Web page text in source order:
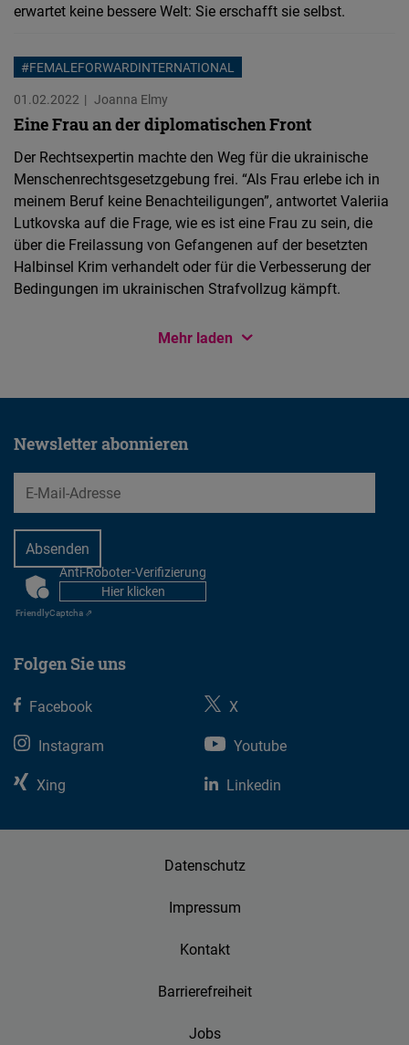
erwartet keine bessere Welt: Sie erschafft sie selbst.
#FEMALEFORWARDINTERNATIONAL
01.02.2022
Joanna Elmy
Eine Frau an der diplomatischen Front
Der Rechtsexpertin machte den Weg für die ukrainische
Menschenrechtsgesetzgebung frei. “Als Frau erlebe ich in
meinem Beruf keine Benachteiligungen”, antwortet Valeriia
Lutkovska auf die Frage, wie es ist eine Frau zu sein, die
über die Freilassung von Gefangenen auf der besetzten
Halbinsel Krim verhandelt oder für die Verbesserung der
Bedingungen im ukrainischen Strafvollzug kämpft.
Mehr laden
Newsletter abonnieren
EMail
CAPTCHAAnti-Roboter-Verifizierung
Hier klicken
FriendlyCaptcha ⇗
Folgen Sie uns
Facebook
X
Instagram
Youtube
Xing
Linkedin
Datenschutz
Impressum
Kontakt
Barrierefreiheit
Jobs